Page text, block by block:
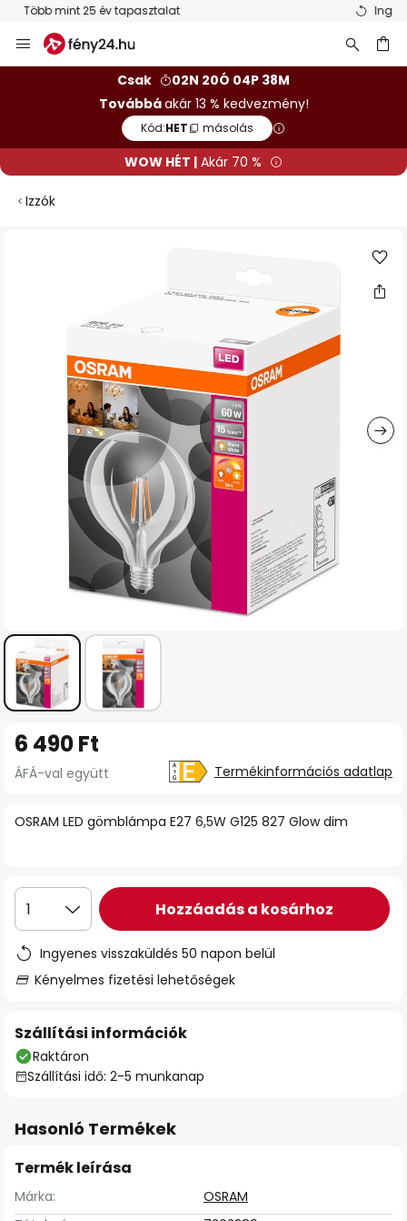
Ingyenes visszaküldés 50 napon belül
Ugrás
a
Csak
02N 20Ó 04P 38M
Továbbáakár 13 % kedvezmény!
Kód:HET másolás
WOW HÉT | Akár 70 %
Izzók
képgaléria
OSRAM LED gömblámpa E27 6,5W G125 827 Glow dim
6 490 Ft
ÁFÁ-val együtt Termékinformációs adatlap
1 Hozzáadás a kosárhoz
Ingyenes visszaküldés 50 napon belül
Kényelmes fizetési lehetőségek
Szállítási információk
Raktáron
Szállítási idő: 2-5 munkanap
Hasonló Termékek
Termék leírása
Márka:
OSRAM